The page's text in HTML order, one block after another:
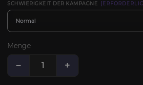
SCHWIERIGKEIT DER KAMPAGNE
Normal
Menge
− +